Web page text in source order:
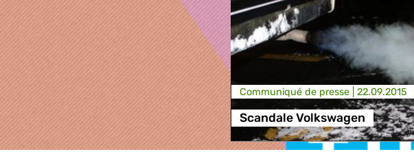
Communiqué de presse | 22.09.2015
Scandale Volkswagen